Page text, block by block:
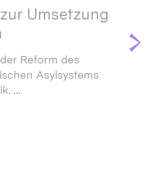
Umsetzung
Reform des
Asylsystems
...